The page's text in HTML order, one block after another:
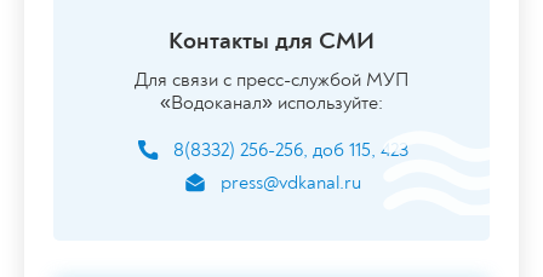
Контакты для СМИ
Для связи с пресс-службой МУП
«Водоканал» используйте:
8(8332) 256-256, доб 115, 423
press@vdkanal.ru